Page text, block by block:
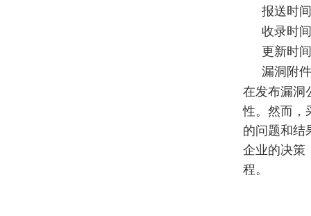
报送时间
收录时间
更新时间
漏洞附件
在发布漏洞
性。然而，
的问题和结
企业的决策
程。